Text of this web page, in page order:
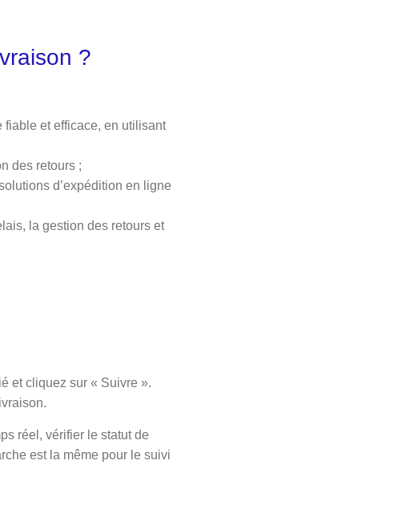
?
fiable et efficace, en utilisant
des retours ;
d’expédition en ligne
la gestion des retours et
et cliquez sur « Suivre ».
réel, vérifier le statut de
est la même pour le suivi